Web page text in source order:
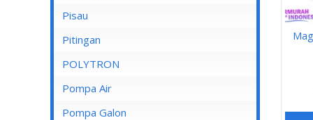
Lampu Spotlight
Pisau
Pitingan
POLYTRON
Pompa Air
Pompa Air Panasonic
Pompa Galon